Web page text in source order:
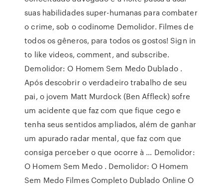
suas habilidades super-humanas para combater
o crime, sob o codinome Demolidor. Filmes de
todos os gêneros, para todos os gostos! Sign in
to like videos, comment, and subscribe.
Demolidor: O Homem Sem Medo Dublado .
Após descobrir o verdadeiro trabalho de seu
pai, o jovem Matt Murdock (Ben Affleck) sofre
um acidente que faz com que fique cego e
tenha seus sentidos ampliados, além de ganhar
um apurado radar mental, que faz com que
consiga perceber o que ocorre à … Demolidor:
O Homem Sem Medo . Demolidor: O Homem
Sem Medo Filmes Completo Dublado Online O